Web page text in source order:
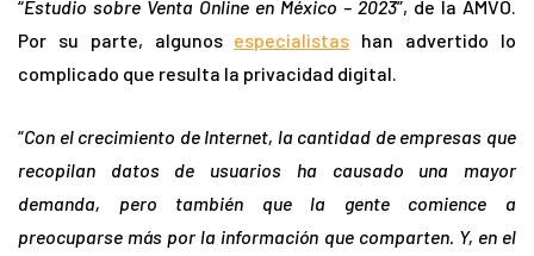
“Estudio sobre Venta Online en México – 2023”, de la AMVO.
Por su parte, algunos especialistas han advertido lo
complicado que resulta la privacidad digital.
“Con el crecimiento de Internet, la cantidad de empresas que
recopilan datos de usuarios ha causado una mayor
demanda, pero también que la gente comience a
preocuparse más por la información que comparten. Y, en el